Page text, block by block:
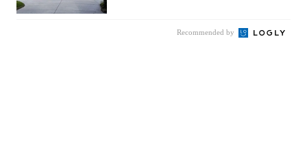
Recommended by